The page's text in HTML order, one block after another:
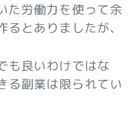
た労働力を使って余
とありましたが、
も良いわけではな
る副業は限られてい